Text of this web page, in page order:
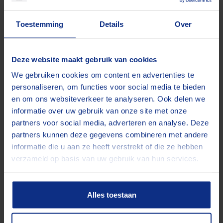
Toestemming Details Over
Deze website maakt gebruik van cookies
We gebruiken cookies om content en advertenties te
personaliseren, om functies voor social media te bieden
en om ons websiteverkeer te analyseren. Ook delen we
informatie over uw gebruik van onze site met onze
partners voor social media, adverteren en analyse. Deze
partners kunnen deze gegevens combineren met andere
informatie die u aan ze heeft verstrekt of die ze hebben
verzameld op basis van uw gebruik van hun services.
Alles toestaan
helpen!
Wilt u eerst een offerte? Klik hier
bagageaanhangwagens
Iedere klus vraagt om een specifieke aanhanger.
Gelukkig kun je alle soorten aanhangers bij ons huren.
Wil je goederen een nachtje buiten laten staan in de
aanhanger? Dan is een gesloten aanhanger voor u de
beste oplossing. Voor particulieren bieden we vier types
bagagewagens voor vakanties aan. Je leest het, voor
elke klus de juiste aanhangwagen.
Zeker een aanhangwagen